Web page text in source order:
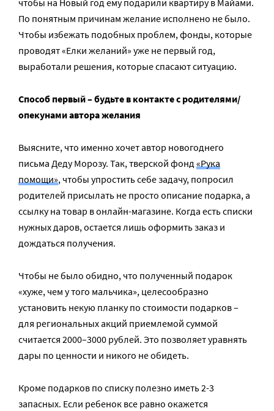
чтобы на Новый год ему подарили квартиру в Майами.
По понятным причинам желание исполнено не было.
Чтобы избежать подобных проблем, фонды, которые
проводят «Елки желаний» уже не первый год,
выработали решения, которые спасают ситуацию.
Способ первый – будьте в контакте с родителями/
опекунами автора желания
Выясните, что именно хочет автор новогоднего
письма Деду Морозу. Так, тверской фонд«Рука
помощи», чтобы упростить себе задачу, попросил
родителей присылать не просто описание подарка, а
ссылку на товар в онлайн-магазине. Когда есть списки
нужных даров, остается лишь оформить заказ и
дождаться получения.
Чтобы не было обидно, что полученный подарок
«хуже, чем у того мальчика», целесообразно
установить некую планку по стоимости подарков –
для региональных акций приемлемой суммой
считается 2000–3000 рублей. Это позволяет уравнять
дары по ценности и никого не обидеть.
Кроме подарков по списку полезно иметь 2-3
запасных. Если ребенок все равно окажется